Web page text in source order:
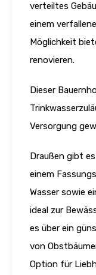
verteiltes
einem
Möglichkeit
renovieren.
Dieser
Versorgung
Draußen gibt
einem
Wasser sowie
ideal zur
es über ein
von
Option für